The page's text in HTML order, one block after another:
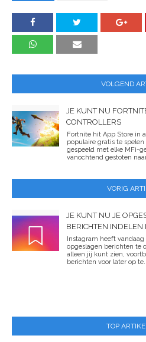
VOLGEND
JE KUNT NU
CONTROLLERS
Fortnite hit App Store in
populaire gratis te
gespeeld met elke MFi-
vanochtend gestoten
VORIG
JE KUNT NU JE
BERICHTEN INDELEN
Instagram heeft
opgeslagen berichten te
alleen jij kunt zien,
berichten voor later op
TOP